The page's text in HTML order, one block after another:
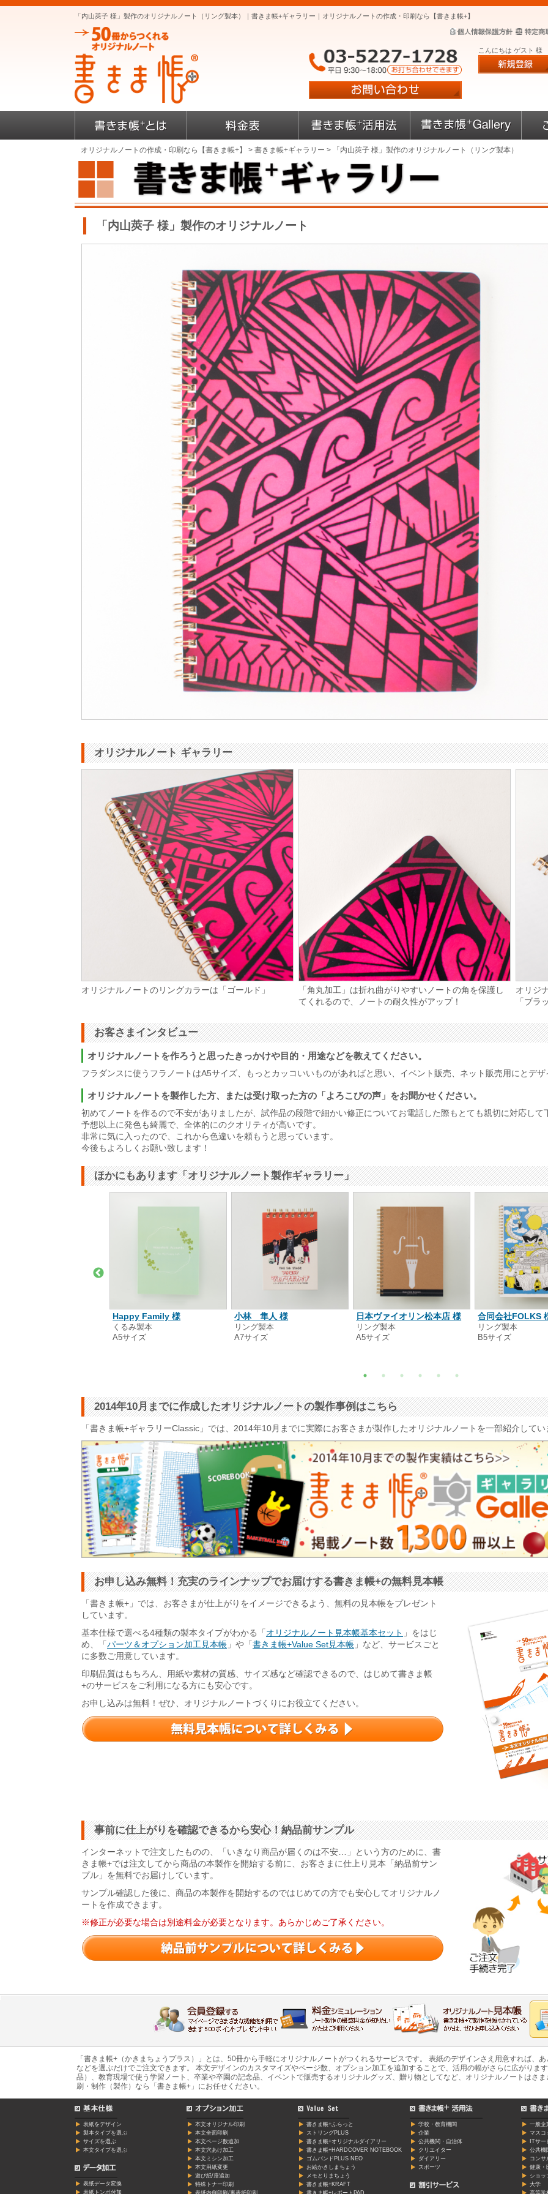
「内山莢子 様」製作のオリジナルノート（リング製本）｜書きま帳+ギャラリー｜オリジナルノートの作成・印刷なら【書きま帳+】
こんにちは ゲスト 様
オリジナルノートの作成・印刷なら【書きま帳+】 > 書きま帳+ギャラリー > 「内山莢子 様」製作のオリジナルノート（リング製本）
「内山莢子 様」製作のオリジナルノート
オリジナルノート ギャラリー
オリジナルノートのリングカラーは「ゴールド」
「角丸加工」は折れ曲がりやすいノートの角を保護し
てくれるので、ノートの耐久性がアップ！
オリジ
「ブラ
お客さまインタビュー
オリジナルノートを作ろうと思ったきっかけや目的・用途などを教えてください。
フラダンスに使うフラノートはA5サイズ、もっとカッコいいものがあればと思い、イベント販売、ネット販売用にとデ
オリジナルノートを製作した方、または受け取った方の「よろこびの声」をお聞かせください。
初めてノートを作るので不安がありましたが、試作品の段階で細かい修正についてお電話した際もとても親切に対応し
予想以上に発色も綺麗で、全体的にのクオリティが高いです。
非常に気に入ったので、これから色違いを頼もうと思っています。
今後もよろしくお願い致します！
ほかにもあります「オリジナルノート製作ギャラリー」
Happy Family 様
くるみ製本
A5サイズ
小林 隼人 様
リング製本
A7サイズ
日本ヴァイオリン松本店 様
リング製本
A5サイズ
合同会社FOLKS
リング製本
B5サイズ
2014年10月までに作成したオリジナルノートの製作事例はこちら
「書きま帳+ギャラリーClassic」では、2014年10月までに実際にお客さまが製作したオリジナルノートを一部紹介してい
お申し込み無料！充実のラインナップでお届けする書きま帳+の無料見本帳
「書きま帳+」では、お客さまが仕上がりをイメージできるよう、無料の見本帳をプレゼント
しています。
基本仕様で選べる4種類の製本タイプがわかる「 オリジナルノート見本帳基本セット 」をはじ
め、「 パーツ＆オプション加工見本帳 」や「 書きま帳+Value Set見本帳 」など、サービスごと
に多数ご用意しています。
印刷品質はもちろん、用紙や素材の質感、サイズ感など確認できるので、はじめて書きま帳
+のサービスをご利用になる方にも安心です。
お申し込みは無料！ぜひ、オリジナルノートづくりにお役立てください。
事前に仕上がりを確認できるから安心！納品前サンプル
インターネットで注文したものの、「いきなり商品が届くのは不安…」という方のために、書
きま帳+では注文してから商品の本製作を開始する前に、お客さまに仕上り見本「納品前サン
プル」を無料でお届けしています。
サンプル確認した後に、商品の本製作を開始するのではじめての方でも安心してオリジナルノ
ートを作成できます。
※修正が必要な場合は別途料金が必要となります。あらかじめご了承ください。
「書きま帳+（かきまちょうプラス）」とは、50冊から手軽にオリジナルノートがつくれるサービスです。 表紙のデザインさえ用意すれば、
などを選ぶだけでご注文できます。 本文デザインのカスタマイズやページ数、オプション加工を追加することで、活用の幅がさらに広がりま
品）、教育現場で使う学習ノート、卒業や卒園の記念品、イベントで販売するオリジナルグッズ、贈り物としてなど、オリジナルノートはさ
刷・制作（製作）なら「書きま帳+」にお任せください。
表紙をデザイン
製本タイプを選ぶ
サイズを選ぶ
本文タイプを選ぶ
表紙データ変換
表紙トンボ付加
本文オリジナル印刷
本文全面印刷
本文ページ数追加
本文穴あけ加工
本文ミシン加工
本文用紙変更
遊び紙/扉追加
特殊トナー印刷
書きま帳+ふらっと
ストリングPLUS
書きま帳+オリジナルダイアリー
書きま帳+HARDCOVER NOTEBOOK
ゴムバンドPLUS NEO
お絵かきしまちょう
メモとりまちょう
書きま帳+KRAFT
学校・教育機関
企業
公共機関・自治体
クリエイター
ダイアリー
スポーツ
一般企
マスコ
ITサ
公共機
コンサ
健康・
ショッ
大学